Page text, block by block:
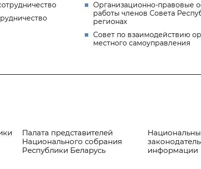
Организационно-правовые
работы членов Совета
регионах
Совет по взаимодействию
местного самоуправления
Палата представителей
Национального собрания
Республики Беларусь
информации